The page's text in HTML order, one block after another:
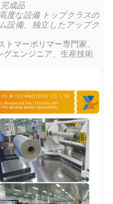
成品
高度な設備 トップクラスの
設備、独立したアップグ
トマーポリマー専門家、
グエンジニア、生産技術